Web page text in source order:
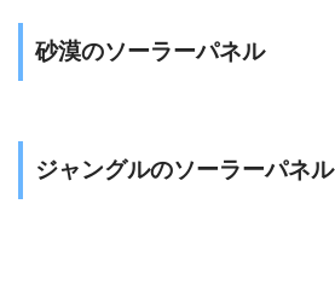
砂漠のソーラーパネル
ジャングルのソーラーパネル